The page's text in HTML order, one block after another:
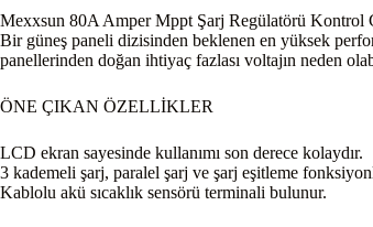
Mexxsun 80A Amper Mppt Şarj Regülatörü Kontrol
Bir güneş paneli dizisinden beklenen en yüksek
panellerinden doğan ihtiyaç fazlası voltajın neden
ÖNE ÇIKAN ÖZELLİKLER
LCD ekran sayesinde kullanımı son derece kolaydır.
3 kademeli şarj, paralel şarj ve şarj eşitleme
Kablolu akü sıcaklık sensörü terminali bulunur.